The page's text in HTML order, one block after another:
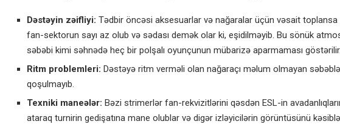
Dəstəyin zəifliyi: Tədbir öncəsi aksesuarlar və nağaralar üçün vəsait toplansa
fan-sektorun sayı az olub və sədası demək olar ki, eşidilməyib. Bu sönük
səbəbi kimi səhnədə heç bir polşalı oyunçunun mübarizə aparmaması göstərilir.
Ritm problemleri: Dəstəyə ritm verməli olan nağaraçı məlum olmayan
qoşulmayıb.
Texniki maneələr: Bəzi strimerlər fan-rekvizitlərini qəsdən ESL-in
ataraq turnirin gedişatına mane olublar və digər izləyicilərin görüntüsünü